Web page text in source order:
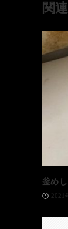
関
釜め
2021